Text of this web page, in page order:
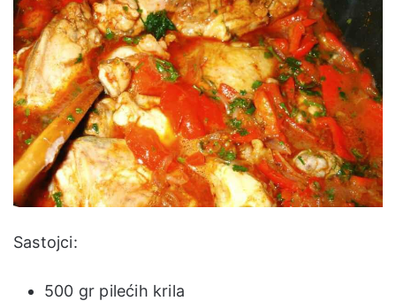
Sastojci:
500 gr pilećih krila